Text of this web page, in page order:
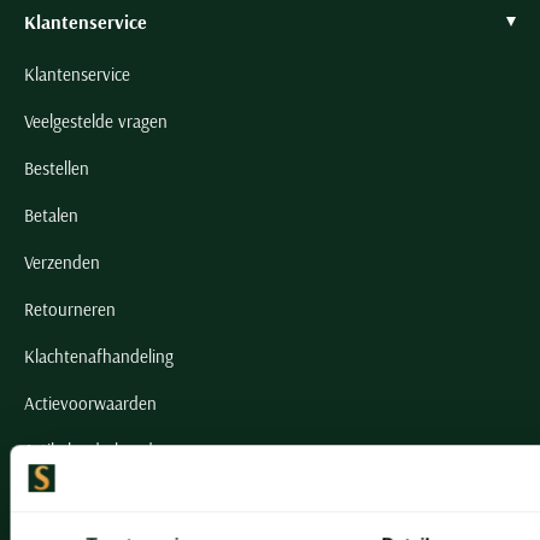
Klantenservice
Klantenservice
Veelgestelde vragen
Bestellen
Betalen
Verzenden
Retourneren
Klachtenafhandeling
Actievoorwaarden
Artikelonderhoud